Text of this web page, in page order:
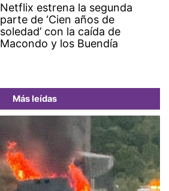
Netflix estrena la segunda
parte de ‘Cien años de
soledad’ con la caída de
Macondo y los Buendía
Más leídas